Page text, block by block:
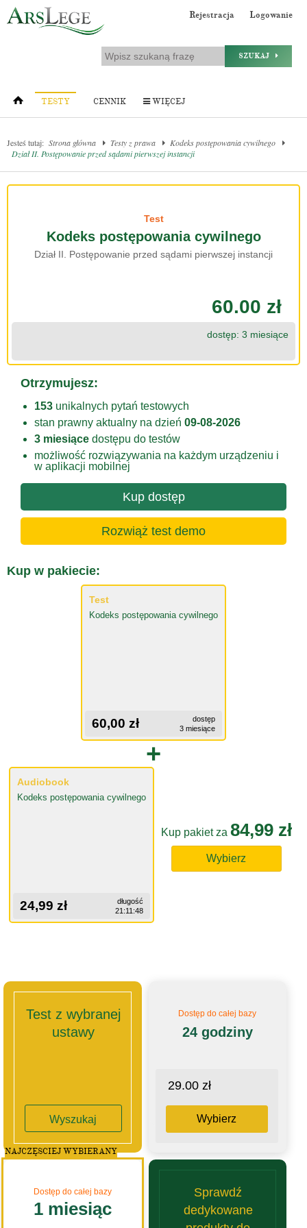
Rejestracja Logowanie
SZUKAJ
TESTY CENNIK WIĘCEJ
Jesteś tutaj: Strona główna Testy z prawa
Kodeks postępowania cywilnego
Dział II. Postępowanie przed sądami pierwszej instancji
Test
Kodeks postępowania cywilnego
Dział II. Postępowanie przed sądami pierwszej instancji
60.00 zł
dostęp: 3 miesiące
Otrzymujesz:
153 unikalnych pytań testowych
stan prawny aktualny na dzień 09-08-2026
3 miesiące dostępu do testów
możliwość rozwiązywania na każdym urządzeniu i
w aplikacji mobilnej
Kup dostęp
Rozwiąż test demo
Kup w pakiecie:
Test
Kodeks postępowania cywilnego
60,00 zł
dostęp
3 miesiące
+
Audiobook
Kodeks postępowania cywilnego
24,99 zł
długość
21:11:48
Kup pakiet za 84,99 zł
Wybierz
Test z wybranej
ustawy
Wyszukaj
Dostęp do całej bazy
24 godziny
29.00 zł
Wybierz
Dostęp do całej bazy
1 miesiąc
NAJCZĘSCIEJ WYBIERANY
Sprawdź
dedykowane